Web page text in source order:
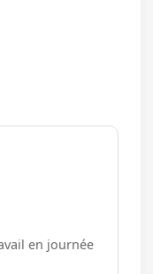
en journée